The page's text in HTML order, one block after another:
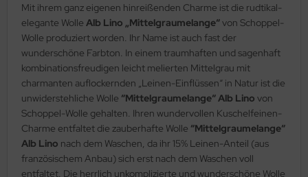
Mit ihrem ganz eigenen hinreißenden Charme ist die rudtikal-
elegante Wolle Alb Lino „Mittelgraumelange“von Schoppel-
Wolle produziert worden. Ihr Name ist auch fast der
wunderschöne Farbton. In einem traumhaften und sagenhaft
kombinationsfreudigen leicht melierten Mittelgrau mit
charmanten auflockernden „Leinen-Einflüssen“ in Natur ist die
unwiderstehliche Wolle “Mittelgraumelange“ Alb Lino von
Schoppel-Wolle gehalten. Ihren wundervollen Kuschelfeinen-
Charme entfaltet die zauberhafte Wolle “Mittelgraumelange“
Alb Lino nach dem Waschen, da ihr 15% Leinen-Anteil (aus
französischem Anbau) sich erst nach dem Waschen voll
entfaltet. Die herrlich unkomplizierte und wunderschöne Wolle